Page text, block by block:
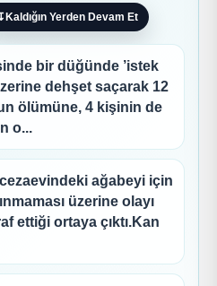
Kaldığın Yerden Devam Et
bir düğünde ’istek
dehşet saçarak 12
ölümüne, 4 kişinin de
o...
ağabeyi için
üzerine olayı
ettiği ortaya çıktı.Kan